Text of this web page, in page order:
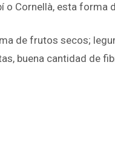
Cornellà, esta forma
de frutos secos;
buena cantidad de